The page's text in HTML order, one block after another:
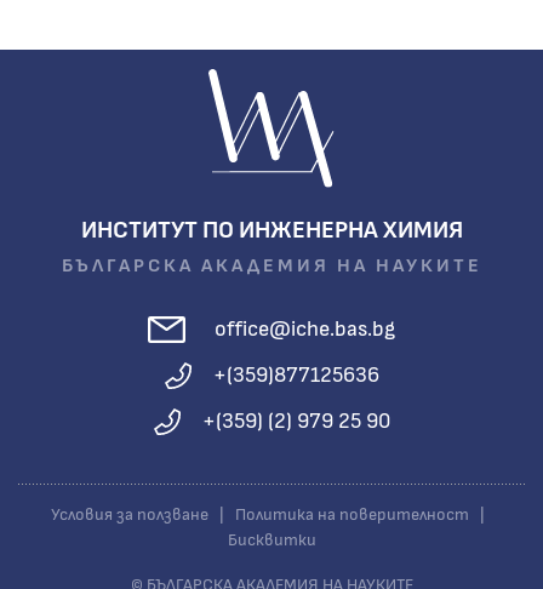
ИНСТИТУТ ПО ИНЖЕНЕРНА ХИМИЯ
БЪЛГАРСКА АКАДЕМИЯ НА НАУКИТЕ
office@iche.bas.bg
+(359)877125636
+(359) (2) 979 25 90
Условия за ползване Политика на поверителност
Бисквитки